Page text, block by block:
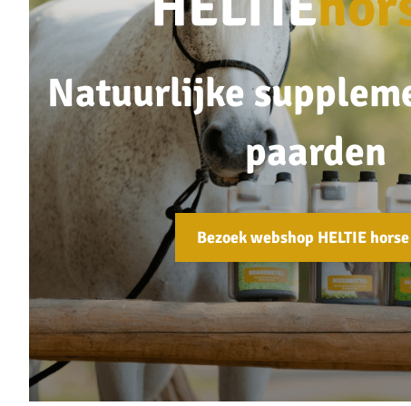
Natuurlijke
paarden
Bezoek webshop HELTIE horse